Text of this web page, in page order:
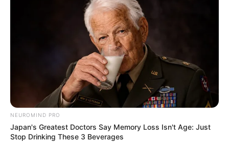
Serba Putih , 10 Potret
Berkonsep Modern dan
10 Potret Villa Rossa di
Bali, Ada Kolam Renang
hingga Jacuzzi
10 Potret Rumah Roro
Fitria, Punya Ruang DJ
NEUROMIND PRO
Japan's Greatest Doctors Say Memory Loss Isn't Age: Just
Stop Drinking These 3 Beverages